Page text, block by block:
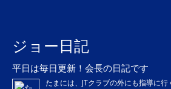
ジョー日記
平日は毎日更新！会長の日記です
たまには、JTクラブの外にも指導に